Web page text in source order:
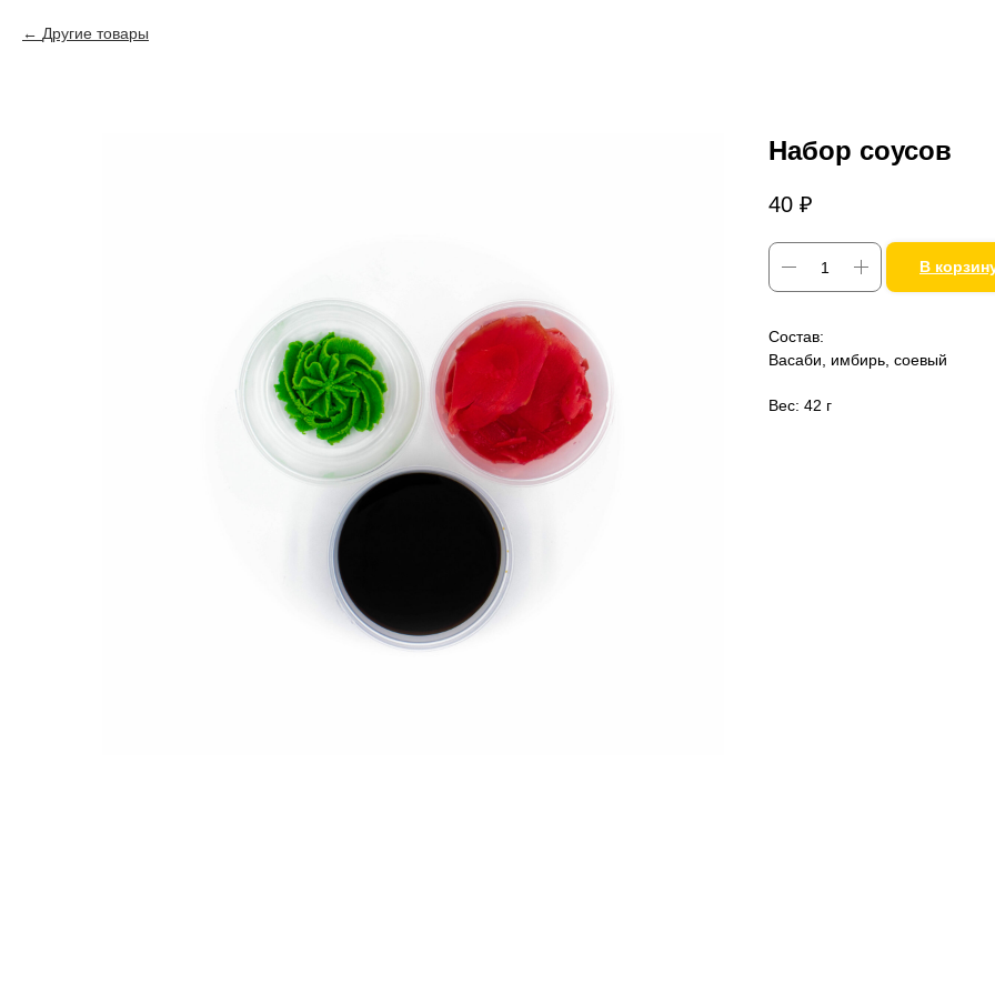
Другие товары
Набор соусов
40 ₽
В
Состав:
Васаби, имбирь, соевый
Вес: 42 г